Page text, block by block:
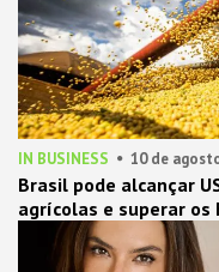
IN BUSINESS 10 de
Brasil pode alcançar
agrícolas e superar os